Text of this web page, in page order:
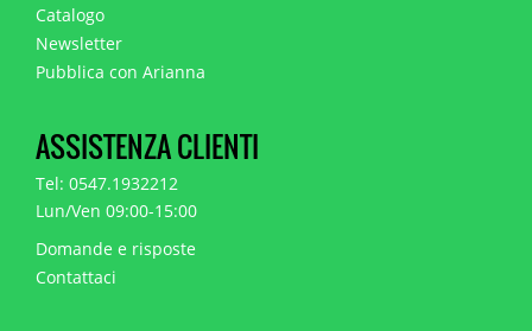
Catalogo
Newsletter
Pubblica con Arianna
ASSISTENZA CLIENTI
Tel: 0547.1932212
Lun/Ven 09:00-15:00
Domande e risposte
Contattaci